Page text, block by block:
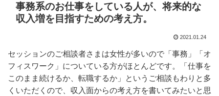
事務系のお仕事をしている人が、将来的な
収入増を目指すための考え方。
2021.01.24
セッションのご相談者さまは女性が多いので「事務」「オ
フィスワーク」についている方がほとんどです。「仕事を
このまま続けるか、転職するか」というご相談もわりと多
くいただくので、収入面からの考え方を書いてみたいと思